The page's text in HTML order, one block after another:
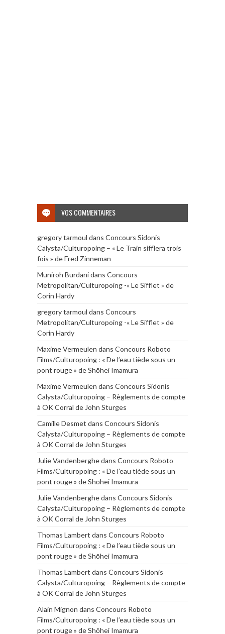
VOS COMMENTAIRES
gregory tarmoul dans Concours Sidonis
Calysta/Culturopoing – « Le Train sifflera trois
fois » de Fred Zinneman
Muniroh Burdanidans Concours
Metropolitan/Culturopoing -« Le Sifflet » de
Corin Hardy
gregory tarmoul dans Concours
Metropolitan/Culturopoing -« Le Sifflet » de
Corin Hardy
Maxime Vermeulen dans Concours Roboto
Films/Culturopoing : « De l’eau tiède sous un
pont rouge » de Shōhei Imamura
Maxime Vermeulen dans Concours Sidonis
Calysta/Culturopoing – Règlements de compte
à OK Corral de John Sturges
Camille Desmet dans Concours Sidonis
Calysta/Culturopoing – Règlements de compte
à OK Corral de John Sturges
Julie Vandenberghedans Concours Roboto
Films/Culturopoing : « De l’eau tiède sous un
pont rouge » de Shōhei Imamura
Julie Vandenberghedans Concours Sidonis
Calysta/Culturopoing – Règlements de compte
à OK Corral de John Sturges
Thomas Lambert dans Concours Roboto
Films/Culturopoing : « De l’eau tiède sous un
pont rouge » de Shōhei Imamura
Thomas Lambert dans Concours Sidonis
Calysta/Culturopoing – Règlements de compte
à OK Corral de John Sturges
Alain Mignon dans Concours Roboto
Films/Culturopoing : « De l’eau tiède sous un
pont rouge » de Shōhei Imamura